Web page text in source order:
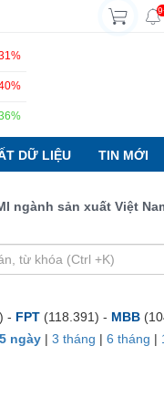
DỮ LIỆU TIN MỚI
sản xuất Việt Nam
- FPT (118.391) - MBB
5 ngày | 3 tháng | 6 tháng |